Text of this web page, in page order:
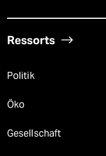
Ressorts
Politik
Öko
Gesellschaft